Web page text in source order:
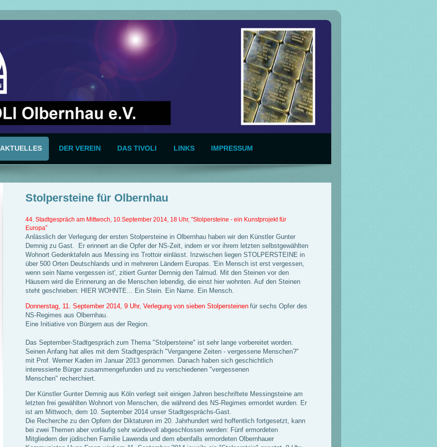
AKTUELLES DER VEREIN DAS TIVOLI LINKS IMPRESSUM
Stolpersteine für Olbernhau
44. Stadtgespräch am Mittwoch, 10.September 2014, 18 Uhr, "Stolpersteine - ein Kunstprojekt für
Europa“
Anlässlich der Verlegung der ersten Stolpersteine in Olbernhau haben wir den Künstler Gunter
Demnig zu Gast. Er erinnert an die Opfer der NS-Zeit, indem er vor ihrem letzten selbstgewählten
Wohnort Gedenktafeln aus Messing ins Trottoir einlässt. Inzwischen liegen STOLPERSTEINE in
über 500 Orten Deutschlands und in mehreren Ländern Europas. 'Ein Mensch ist erst vergessen,
wenn sein Name vergessen ist', zitiert Gunter Demnig den Talmud. Mit den Steinen vor den
Häusern wird die Erinnerung an die Menschen lebendig, die einst hier wohnten. Auf den Steinen
steht geschrieben: HIER WOHNTE... Ein Stein. Ein Name. Ein Mensch.
Donnerstag, 11. September 2014, 9 Uhr, Verlegung von sieben Stolpersteinen für sechs Opfer des
NS-Regimes aus Olbernhau.
Eine Initiative von Bürgern aus der Region.
Das September-Stadtgespräch zum Thema "Stolpersteine" ist sehr lange vorbereitet worden.
Seinen Anfang hat alles mit dem Stadtgespräch "Vergangene Zeiten - vergessene Menschen?"
mit Prof. Werner Kaden im Januar 2013 genommen. Danach haben sich geschichtlich
interessierte Bürger zusammengefunden und zu verschiedenen "vergessenen
Menschen" recherchiert.
Der Künstler Gunter Demnig aus Köln verlegt seit einigen Jahren beschriftete Messingsteine am
letzten frei gewählten Wohnort von Menschen, die während des NS-Regimes ermordet wurden. Er
ist am Mittwoch, dem 10. September 2014 unser Stadtgesprächs-Gast.
Die Recherche zu den Opfern der Diktaturen im 20. Jahrhundert wird hoffentlich fortgesetzt, kann
bei zwei Themen aber vorläufig sehr würdevoll abgeschlossen werden: Fünf ermordeten
Mitgliedern der jüdischen Familie Lawenda und dem ebenfalls ermordeten Olbernhauer